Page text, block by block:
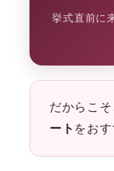
挙式直前に
だからこ
ート をお